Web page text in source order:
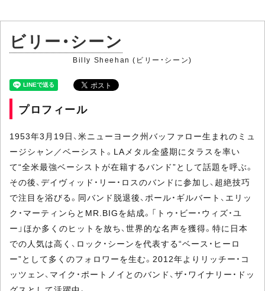
ビリー・シーン
Billy Sheehan (ビリー・シーン)
プロフィール
1953年3月19日、米ニューヨーク州バッファロー生まれのミュ
ージシャン／ベーシスト。LAメタル全盛期にタラスを率い
て“全米最強ベーシストが在籍するバンド”として話題を呼ぶ。
その後、デイヴィッド・リー・ロスのバンドに参加し、超絶技巧
で注目を浴びる。同バンド脱退後、ポール・ギルバート、エリッ
ク・マーティンらとMR.BIGを結成。「トゥ・ビー・ウィズ・ユ
ー」ほか多くのヒットを放ち、世界的な名声を獲得。特に日本
での人気は高く、ロック・シーンを代表する“ベース・ヒーロ
ー”として多くのフォロワーを生む。2012年よりリッチー・コ
ッツェン、マイク・ポートノイとのバンド、ザ・ワイナリー・ドッ